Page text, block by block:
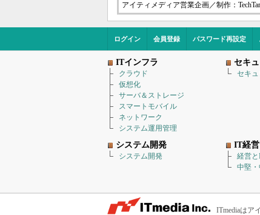
アイティメディア営業企画／制作：
ログイン 会員登録 パスワード再設定
ITインフラ
クラウド
仮想化
サーバ＆ストレージ
スマートモバイル
ネットワーク
システム運用管理
セキ
セキュ
システム開発
システム開発
IT経営
経営
中堅
ITmediaはア